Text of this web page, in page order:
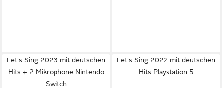
Let's Sing 2023 mit deutschen
Hits + 2 Mikrophone Nintendo
Switch
Let's Sing 2022 mit deutschen
Hits Playstation 5